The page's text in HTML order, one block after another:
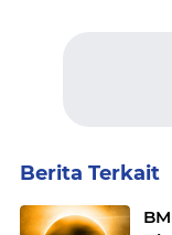
Berita Terkait